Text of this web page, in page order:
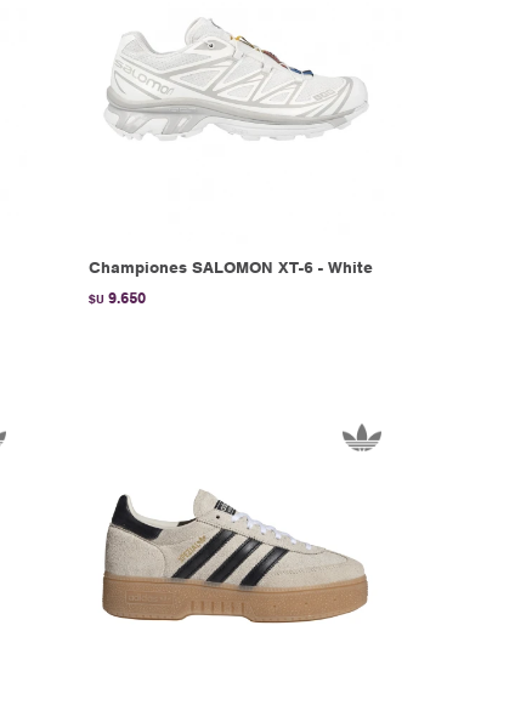
Championes SALOMON XT-6 - White
$U 9.650